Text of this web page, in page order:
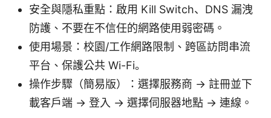
安全與隱私重點：啟用 Kill Switch、DNS 漏洩
防護、不要在不信任的網路使用弱密碼。
使用場景：校園/工作網路限制、跨區訪問串流
平台、保護公共 Wi-Fi。
操作步驟（簡易版）：選擇服務商 → 註冊並下
載客戶端 → 登入 → 選擇伺服器地點 → 連線。